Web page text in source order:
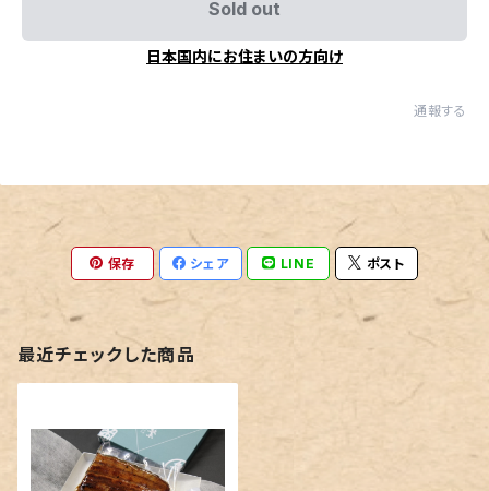
Sold out
日本国内にお住まいの方向け
通報する
保存 シェア LINE ポスト
最近チェックした商品